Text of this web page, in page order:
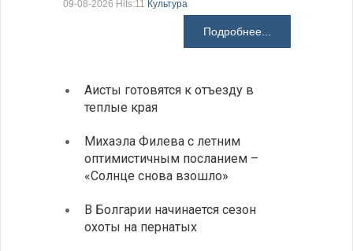
09-08-2026 Hits:11 Культура
Подробнее...
Аисты готовятся к отъезду в
теплые края
Михаэла Филева с летним
оптимистичным посланием –
«Солнце снова взошло»
В Болгарии начинается сезон
охоты на пернатых